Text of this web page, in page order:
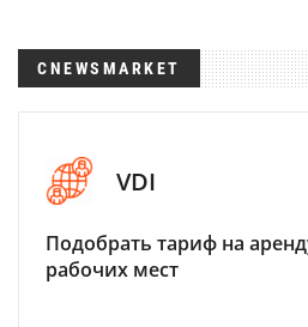
CNEWSMARKET
VDI
Подобрать тариф на
рабочих мест